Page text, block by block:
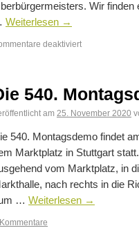
Wir finden
Weiterlesen →
deaktiviert
540.
am 25. November 2020
540. Montagsdemo findet
Marktplatz in Stuttgart
vom Marktplatz, in
nach rechts in die
… Weiterlesen →